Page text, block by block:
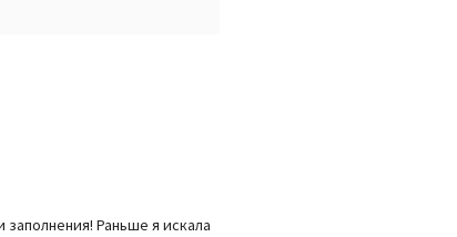
Раньше я искала